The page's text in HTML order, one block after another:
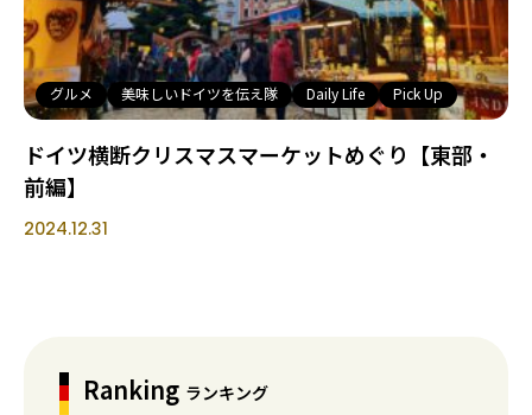
グルメ 美味しいドイツを伝え隊 Daily Life Pick Up
ドイツ横断クリスマスマーケットめぐり【東部・
前編】
2024.12.31
Ranking ランキング